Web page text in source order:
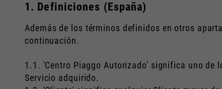
1. Definiciones (España)
Además de los términos definidos en otros
continuación.
1.1. 'Centro Piaggo Autorizado' significa uno de
Servicio adquirido.